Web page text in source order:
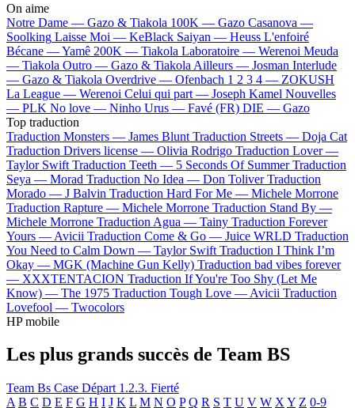
On aime
Notre Dame — Gazo & Tiakola 100K — Gazo Casanova —
Soolking Laisse Moi — KeBlack Saiyan — Heuss L'enfoiré
Bécane —Yamê 200K — Tiakola Laboratoire — Werenoi Meuda
— Tiakola Outro — Gazo & Tiakola Ailleurs — Josman Interlude
— Gazo & Tiakola Overdrive — Ofenbach 1 2 3 4 — ZOKUSH
La League — Werenoi Celui qui part — Joseph Kamel Nouvelles
— PLK No love — Ninho Urus — Favé (FR) DIE — Gazo
Top traduction
Traduction Monsters — James Blunt Traduction Streets — Doja Cat
Traduction Drivers license — Olivia Rodrigo Traduction Lover —
Taylor Swift Traduction Teeth — 5 Seconds Of Summer Traduction
Seya — Morad Traduction No Idea — Don Toliver Traduction
Morado — J Balvin Traduction Hard For Me — Michele Morrone
Traduction Rapture — Michele Morrone Traduction Stand By —
Michele Morrone Traduction Agua — Tainy Traduction Forever
Yours — Avicii Traduction Come & Go — Juice WRLD Traduction
You Need to Calm Down — Taylor Swift Traduction I Think I’m
Okay — MGK (Machine Gun Kelly) Traduction bad vibes forever
— XXXTENTACION Traduction If You're Too Shy (Let Me
Know) — The 1975 Traduction Tough Love — Avicii Traduction
Lovefool — Twocolors
HP mobile
Les plus grands succès de Team BS
Team Bs Case Départ 1.2.3. Fierté
A B C D E F G H I J K L M N O P Q R S T U V W X Y Z 0-9